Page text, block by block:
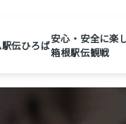
駅伝ひろば安心・安全に楽
箱根駅伝観戦